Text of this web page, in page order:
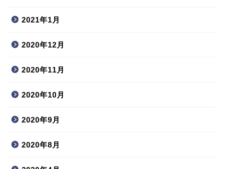
2021年1月
2020年12月
2020年11月
2020年10月
2020年9月
2020年8月